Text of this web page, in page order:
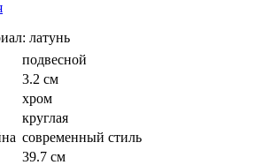
латунь
подвесной
3.2 см
хром
круглая
современный стиль
39.7 см